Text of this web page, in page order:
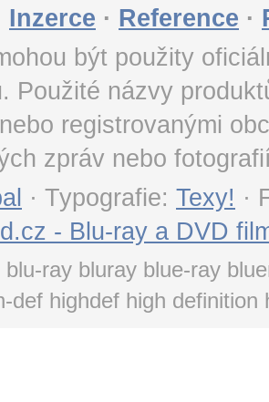
Inzerce · Reference ·
být použity
Použité názvy
registrovanými
zpráv nebo
· Typografie: Texy! ·
- Blu-ray a DVD
blu-ray bluray blue-ray
def highdef high